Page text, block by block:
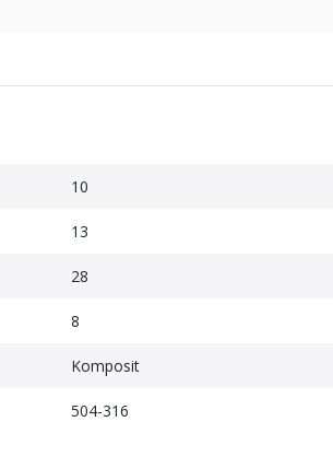
10
13
28
8
Komposit
504-316